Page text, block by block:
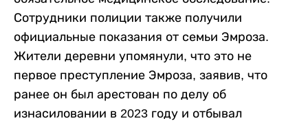
Сотрудники полиции также получили
официальные показания от семьи Эмроза.
Жители деревни упомянули, что это не
первое преступление Эмроза, заявив, что
ранее он был арестован по делу об
изнасиловании в 2023 году и отбывал